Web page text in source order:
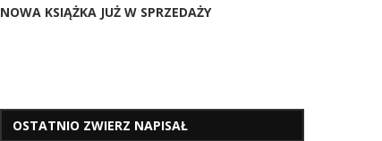
NOWA KSIĄŻKA JUŻ W SPRZEDAŻY
OSTATNIO ZWIERZ NAPISAŁ